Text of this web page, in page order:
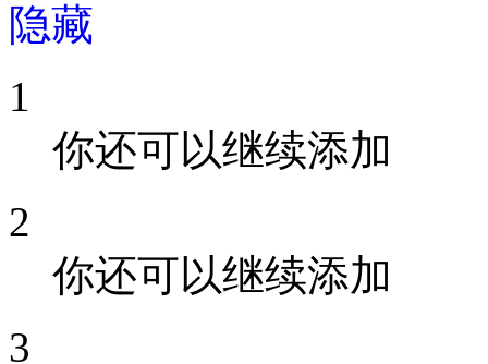
隐藏
1
你还可以继续添加
2
你还可以继续添加
3